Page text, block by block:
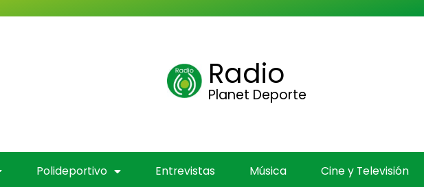
Radio
Planet Deporte
Polideportivo Entrevistas Música Cine y Televisión